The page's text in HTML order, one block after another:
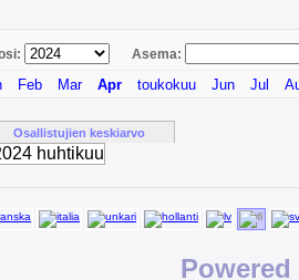
Asema:
Feb Mar Apr toukokuu Jun Jul
Osallistujien keskiarvo